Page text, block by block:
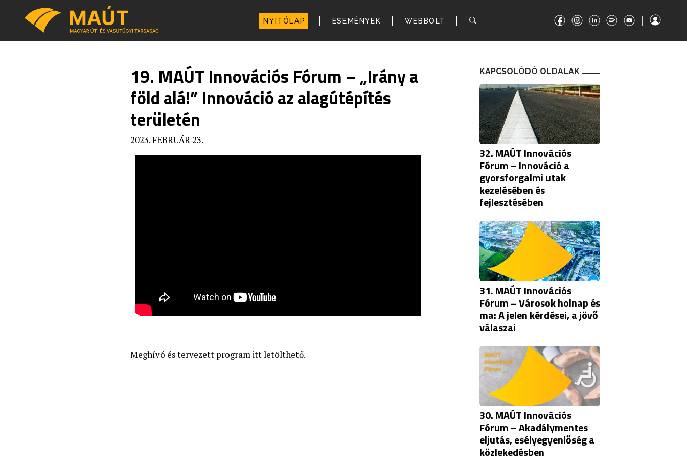
NYITÓLAP | ESEMÉNYEK | WEBBOLT | |
19. MAÚT Innovációs Fórum – „Irány a
föld alá!” Innováció az alagútépítés
területén
2023. FEBRUÁR 23.
Meghívó és tervezett program itt letölthető.
KAPCSOLÓDÓ OLDALAK
32. MAÚT Innovációs
Fórum – Innováció a
gyorsforgalmi utak
kezelésében és
fejlesztésében
31. MAÚT Innovációs
Fórum – Városok holnap és
ma: A jelen kérdései, a jövő
válaszai
30. MAÚT Innovációs
Fórum – Akadálymentes
eljutás, esélyegyenlőség a
közlekedésben